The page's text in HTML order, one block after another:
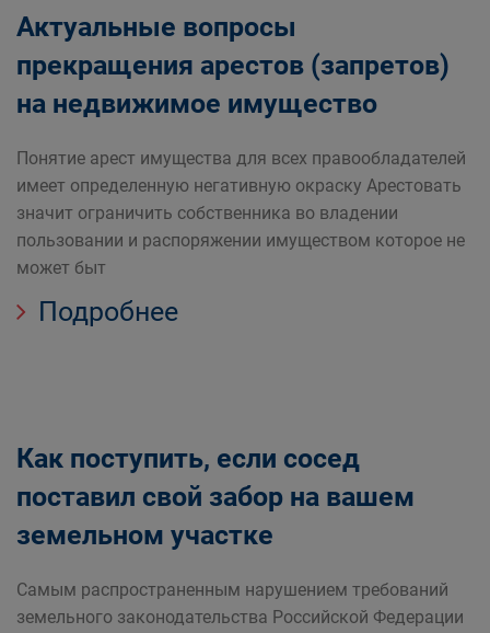
Актуальные вопросы
прекращения арестов (запретов)
на недвижимое имущество
Понятие арест имущества для всех правообладателей
имеет определенную негативную окраску Арестовать
значит ограничить собственника во владении
пользовании и распоряжении имуществом которое не
может быт
Подробнее
Как поступить, если сосед
поставил свой забор на вашем
земельном участке
Самым распространенным нарушением требований
земельного законодательства Российской Федерации